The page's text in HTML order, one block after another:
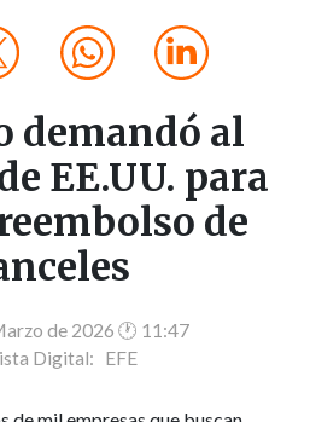
demandó al
EE.UU. para
de
de 2026 🕐 11:47
Digital: EFE